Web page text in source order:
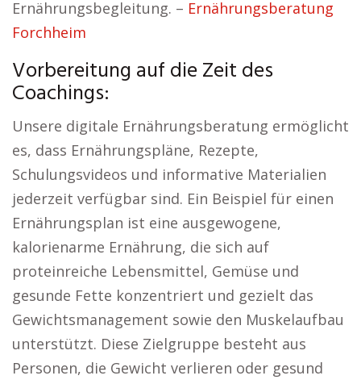
Ernährungsbegleitung. – Ernährungsberatung
Forchheim
Vorbereitung auf die Zeit des
Coachings:
Unsere digitale Ernährungsberatung ermöglicht
es, dass Ernährungspläne, Rezepte,
Schulungsvideos und informative Materialien
jederzeit verfügbar sind. Ein Beispiel für einen
Ernährungsplan ist eine ausgewogene,
kalorienarme Ernährung, die sich auf
proteinreiche Lebensmittel, Gemüse und
gesunde Fette konzentriert und gezielt das
Gewichtsmanagement sowie den Muskelaufbau
unterstützt. Diese Zielgruppe besteht aus
Personen, die Gewicht verlieren oder gesund